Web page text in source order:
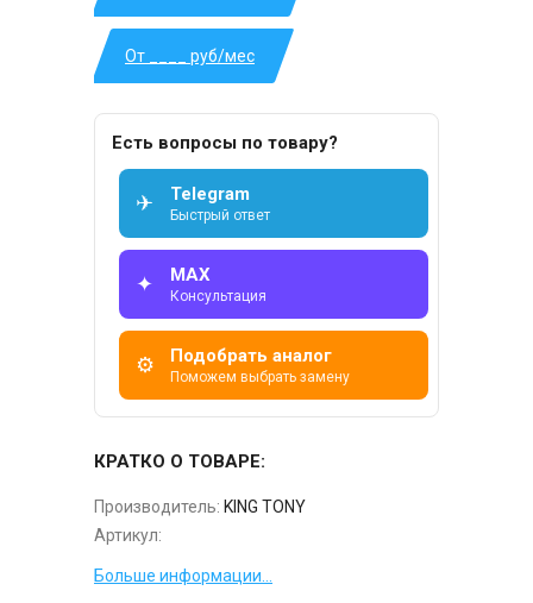
От ____ руб/мес
Есть вопросы по товару?
✈ Telegram
Быстрый ответ
✦ MAX
Консультация
⚙ Подобрать аналог
Поможем выбрать замену
КРАТКО О ТОВАРЕ:
Производитель: KING TONY
Артикул:
Больше информации...